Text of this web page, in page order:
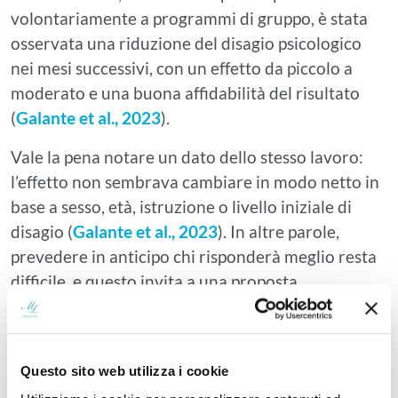
Questo sito web utilizza i cookie
volontariamente a programmi di gruppo, è stata
osservata una riduzione del disagio psicologico
nei mesi successivi, con un effetto da piccolo a
moderato e una buona affidabilità del risultato
(Galante et al., 2023).
Vale la pena notare un dato dello stesso lavoro:
l’effetto non sembrava cambiare in modo netto in
base a sesso, età, istruzione o livello iniziale di
disagio (Galante et al., 2023). In altre parole,
prevedere in anticipo chi risponderà meglio resta
difficile, e questo invita a una proposta
personalizzata più che a percorsi uguali per tutti.
Sviluppare maggioreautostima e
anche se non sempre misurato come obiettivo